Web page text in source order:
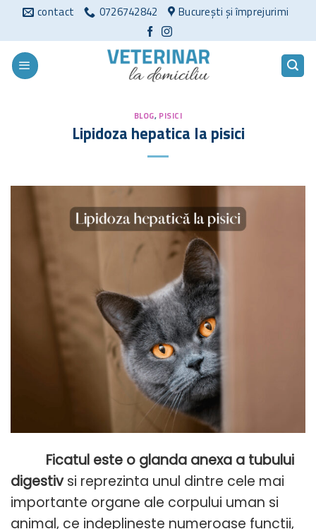
conținut
contact 0726742842 București și împrejurimi
BLOG, PISICI
Lipidoza hepatica la pisici
Ficatul este o glanda anexa a tubului
digestivsi reprezinta unul dintre cele mai
importante organe ale corpului uman si
animal, ce indeplineste numeroase functii,